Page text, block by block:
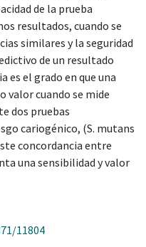
de la prueba
resultados, cuando se
similares y la seguridad
de un resultado
es el grado en que una
valor cuando se mide
dos pruebas
cariogénico, (S. mutans
concordancia entre
una sensibilidad y valor
11804